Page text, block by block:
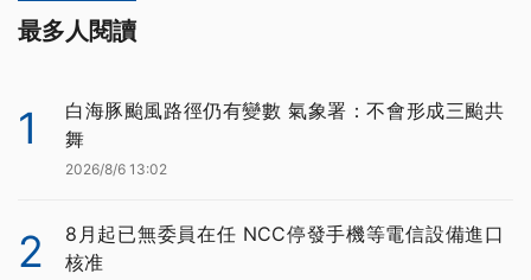
最多人閱讀
1
白海豚颱風路徑仍有變數 氣象署：不會形成三颱共
舞
2026/8/6 13:02
2
8月起已無委員在任 NCC停發手機等電信設備進口
核准